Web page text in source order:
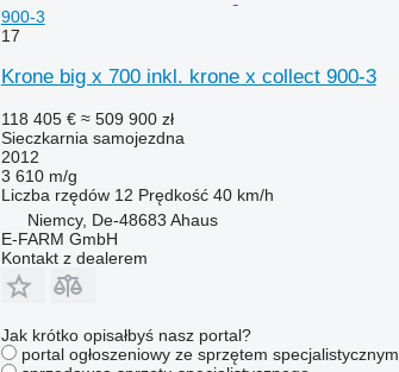
900-3
17
Krone big x 700 inkl. krone x collect 900-3
118 405 € ≈ 509 900 zł
Sieczkarnia samojezdna
2012
3 610 m/g
Liczba rzędów 12 Prędkość 40 km/h
Niemcy, De-48683 Ahaus
E-FARM GmbH
Kontakt z dealerem
Jak krótko opisałbyś nasz portal?
portal ogłoszeniowy ze sprzętem specjalistycznym